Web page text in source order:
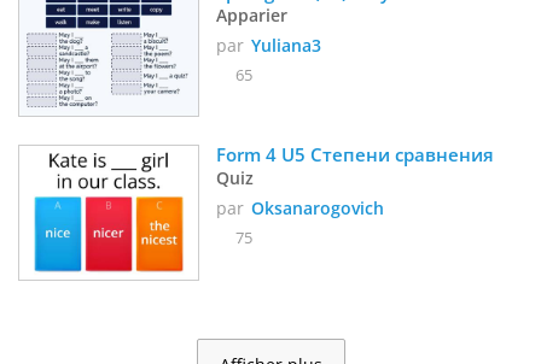
Apparier
par Yuliana3
65
Form 4 U5 Степени сравнения
Quiz
par Oksanarogovich
75